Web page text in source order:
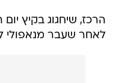
לאחר שעבר מנאפולי